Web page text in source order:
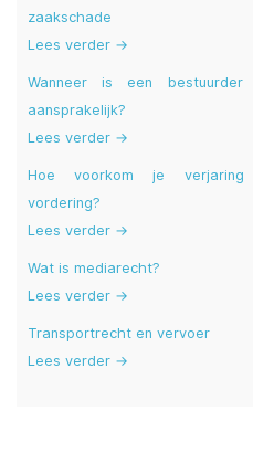
zaakschade
Lees verder →
Wanneer is een bestuurder
aansprakelijk?
Lees verder →
Hoe voorkom je
vordering?
Lees verder →
Wat is mediarecht?
Lees verder →
Transportrecht en vervoer
Lees verder →